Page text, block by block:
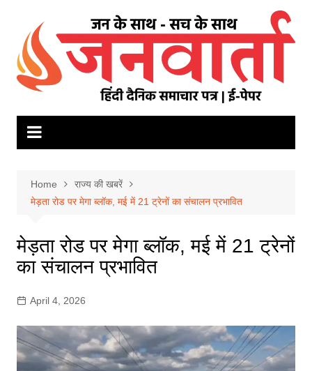
content
Home
राज्य की खबरें
मेड़ता रोड पर मेगा ब्लॉक, मई में 21 ट्रेनों का संचालन प्रभावित
मेड़ता रोड पर मेगा ब्लॉक, मई में 21 ट्रेनों
का संचालन प्रभावित
April 4, 2026